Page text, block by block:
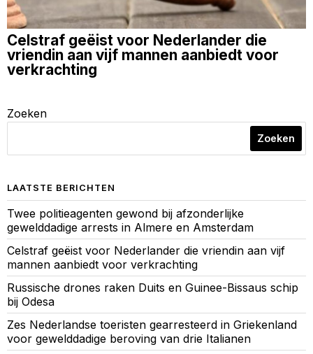
Celstraf geëist voor Nederlander die
vriendin aan vijf mannen aanbiedt voor
verkrachting
Zoeken
Zoeken
LAATSTE BERICHTEN
Twee politieagenten gewond bij afzonderlijke
gewelddadige arrests in Almere en Amsterdam
Celstraf geëist voor Nederlander die vriendin aan vijf
mannen aanbiedt voor verkrachting
Russische drones raken Duits en Guinee-Bissaus schip
bij Odesa
Zes Nederlandse toeristen gearresteerd in Griekenland
voor gewelddadige beroving van drie Italianen